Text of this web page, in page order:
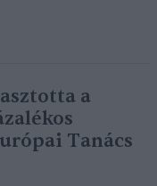
a
Tanács